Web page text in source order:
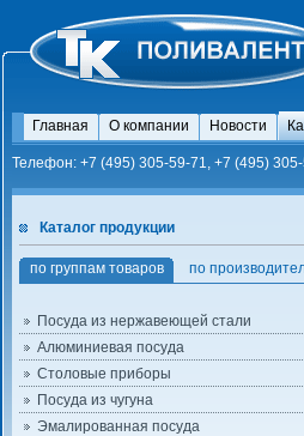
Главная О компании Новости
Телефон: +7 (495) 305-59-71, +7 (495)
Каталог продукции
по группам товаров по
Посуда из нержавеющей стали
Алюминиевая посуда
Столовые приборы
Посуда из чугуна
Эмалированная посуда